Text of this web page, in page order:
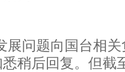
展问题向国台相
稍后回复。但截